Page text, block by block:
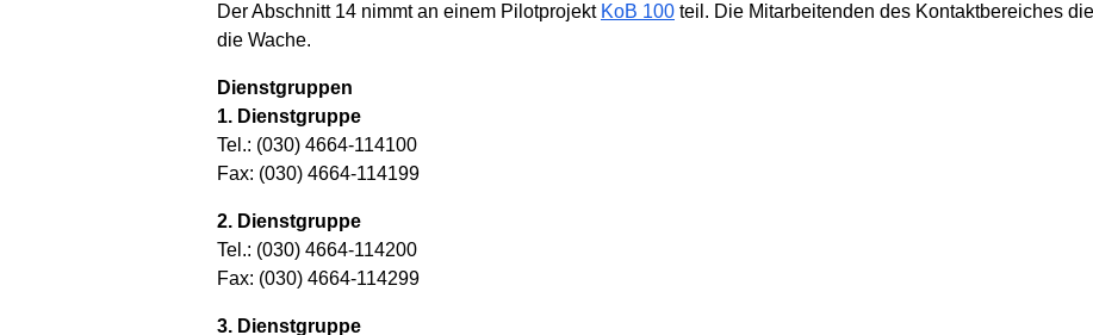
Der Abschnitt 14 nimmt an einem Pilotprojekt KoB 100 teil. Die Mitarbeitenden des Kontaktbereiches
die Wache.
Dienstgruppen
1. Dienstgruppe
Tel.: (030) 4664-114100
Fax: (030) 4664-114199
2. Dienstgruppe
Tel.: (030) 4664-114200
Fax: (030) 4664-114299
3. Dienstgruppe